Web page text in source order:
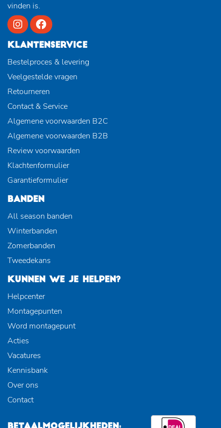
vinden is.
KLANTENSERVICE
Bestelproces & levering
Veelgestelde vragen
Retourneren
Contact & Service
Algemene voorwaarden B2C
Algemene voorwaarden B2B
Review voorwaarden
Klachtenformulier
Garantieformulier
BANDEN
All season banden
Winterbanden
Zomerbanden
Tweedekans
KUNNEN WE JE HELPEN?
Helpcenter
Montagepunten
Word montagepunt
Acties
Vacatures
Kennisbank
Over ons
Contact